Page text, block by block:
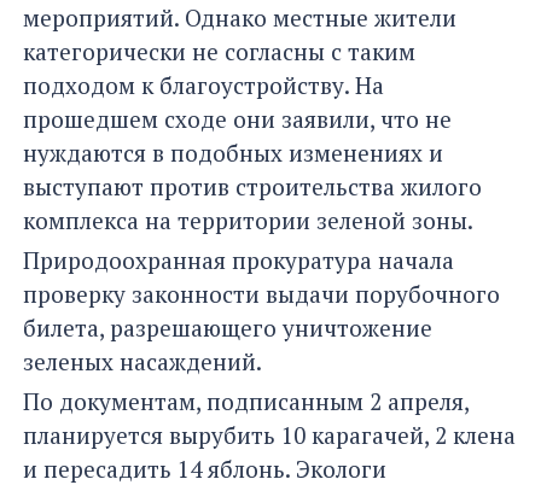
мероприятий. Однако местные жители
категорически не согласны с таким
подходом к благоустройству. На
прошедшем сходе они заявили, что не
нуждаются в подобных изменениях и
выступают против строительства жилого
комплекса на территории зеленой зоны.
Природоохранная прокуратура начала
проверку законности выдачи порубочного
билета, разрешающего уничтожение
зеленых насаждений.
По документам, подписанным 2 апреля,
планируется вырубить 10 карагачей, 2 клена
и пересадить 14 яблонь. Экологи